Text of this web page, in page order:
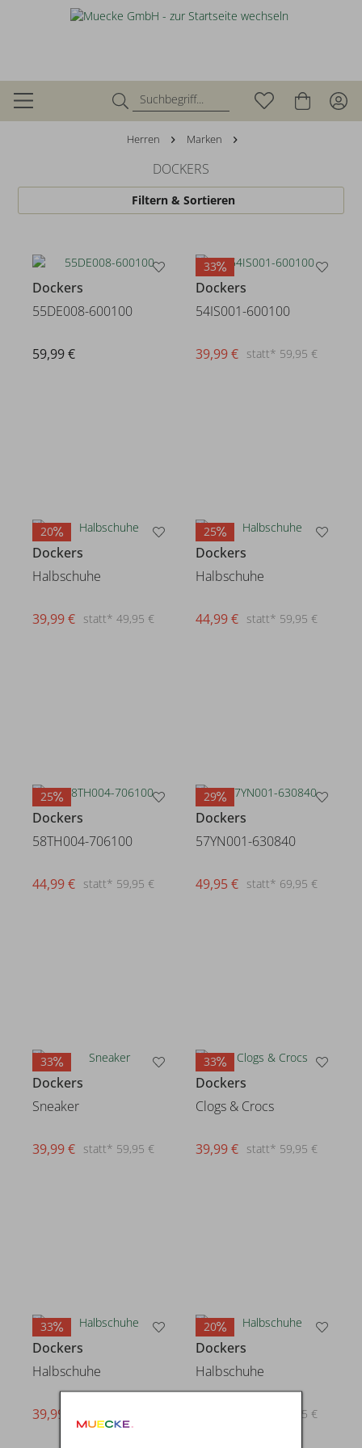
Herren Marken
DOCKERS
Filtern & Sortieren
Dockers
55DE008-600100
59,99 €
33
Dockers
54IS001-600100
statt* 59,95 €
39,99 €
20
Dockers
Halbschuhe
statt* 49,95 €
39,99 €
25
Dockers
Halbschuhe
statt* 59,95 €
44,99 €
25
Dockers
58TH004-706100
statt* 59,95 €
44,99 €
29
Dockers
57YN001-630840
statt* 69,95 €
49,95 €
33
Dockers
Sneaker
statt* 59,95 €
39,99 €
33
Dockers
Clogs & Crocs
statt* 59,95 €
39,99 €
33
Dockers
Halbschuhe
39,99 €
20
Dockers
Halbschuhe
statt* 99,95 €